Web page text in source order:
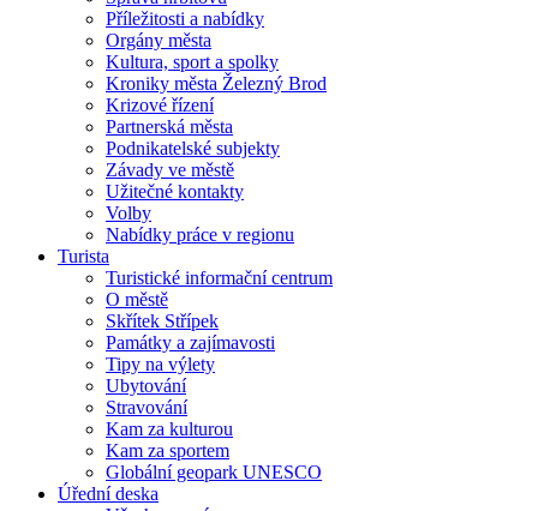
Příležitosti a nabídky
Orgány města
Kultura, sport a spolky
Kroniky města Železný Brod
Krizové řízení
Partnerská města
Podnikatelské subjekty
Závady ve městě
Užitečné kontakty
Volby
Nabídky práce v regionu
Turista
Turistické informační centrum
O městě
Skřítek Střípek
Památky a zajímavosti
Tipy na výlety
Ubytování
Stravování
Kam za kulturou
Kam za sportem
Globální geopark UNESCO
Úřední deska